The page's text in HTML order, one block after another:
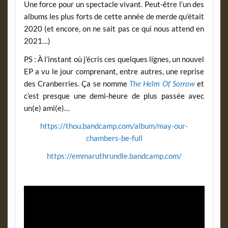
Une force pour un spectacle vivant. Peut-être l’un des
albums les plus forts de cette année de merde qu’était
2020 (et encore, on ne sait pas ce qui nous attend en
2021…)
PS : À l’instant où j’écris ces quelques lignes, un nouvel
EP a vu le jour comprenant, entre autres, une reprise
des Cranberries. Ça se nomme The Helm Of Sorrow et
c’est presque une demi-heure de plus passée avec
un(e) ami(e)…
https://thou.bandcamp.com/album/may-our-
chambers-be-full
https://emmaruthrundle.bandcamp.com/